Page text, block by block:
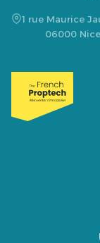
1 rue Maurice
06000 Nice